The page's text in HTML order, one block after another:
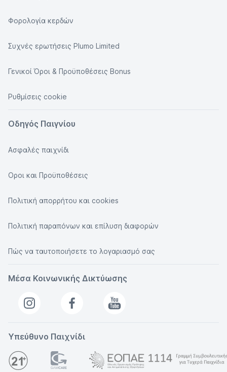
Φορολογία κερδών
Συχνές ερωτήσεις Plumo Limited
Γενικοί Όροι & Προϋποθέσεις Bonus
Ρυθμίσεις cookie
Οδηγός Παιγνίου
Ασφαλές παιχνίδι
Οροι και Προϋποθέσεις
Πολιτική απορρήτου και cookies
Πολιτική παραπόνων και επίλυση διαφορών
Πώς να ταυτοποιήσετε το λογαριασμό σας
Μέσα Κοινωνικής Δικτύωσης
Υπεύθυνο Παιχνίδι